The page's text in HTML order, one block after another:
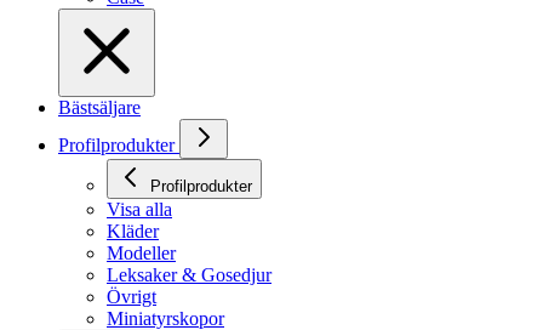
Bästsäljare
Profilprodukter
Profilprodukter
Visa alla
Kläder
Modeller
Leksaker & Gosedjur
Övrigt
Miniatyrskopor